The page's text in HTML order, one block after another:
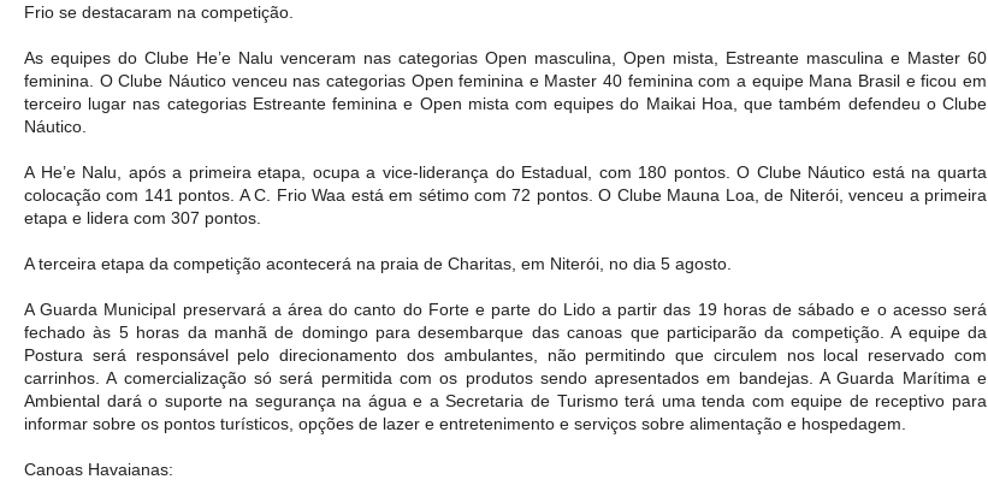
Frio se destacaram na competição.
As equipes do Clube He’e Nalu venceram nas categorias Open masculina, Open mista, Estreante masculina e Master 60
feminina. O Clube Náutico venceu nas categorias Open feminina e Master 40 feminina com a equipe Mana Brasil e ficou em
terceiro lugar nas categorias Estreante feminina e Open mista com equipes do Maikai Hoa, que também defendeu o Clube
Náutico.
A He’e Nalu, após a primeira etapa, ocupa a vice-liderança do Estadual, com 180 pontos. O Clube Náutico está na quarta
colocação com 141 pontos. A C. Frio Waa está em sétimo com 72 pontos. O Clube Mauna Loa, de Niterói, venceu a primeira
etapa e lidera com 307 pontos.
A terceira etapa da competição acontecerá na praia de Charitas, em Niterói, no dia 5 agosto.
A Guarda Municipal preservará a área do canto do Forte e parte do Lido a partir das 19 horas de sábado e o acesso será
fechado às 5 horas da manhã de domingo para desembarque das canoas que participarão da competição. A equipe da
Postura será responsável pelo direcionamento dos ambulantes, não permitindo que circulem nos local reservado com
carrinhos. A comercialização só será permitida com os produtos sendo apresentados em bandejas. A Guarda Marítima e
Ambiental dará o suporte na segurança na água e a Secretaria de Turismo terá uma tenda com equipe de receptivo para
informar sobre os pontos turísticos, opções de lazer e entretenimento e serviços sobre alimentação e hospedagem.
Canoas Havaianas: